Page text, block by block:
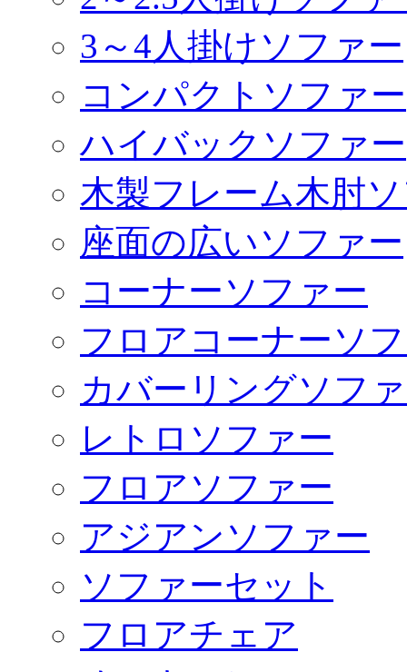
3～4人掛けソファー
コンパクトソファー
ハイバックソファー
木製フレーム木肘
座面の広いソファー
コーナーソファー
フロアコーナーソ
カバーリングソフ
レトロソファー
フロアソファー
アジアンソファー
ソファーセット
フロアチェア